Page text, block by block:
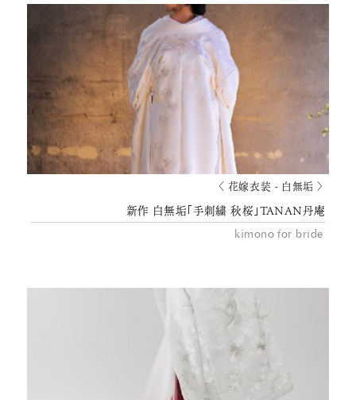
〈 花嫁衣装 - 白無垢 〉
新作 白無垢｢手刺繍 秋桜｣TANAN丹庵
kimono for bride